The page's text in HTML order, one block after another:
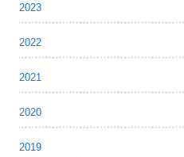
2023
2022
2021
2020
2019